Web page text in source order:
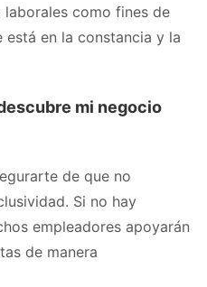
como fines de
está en la constancia y la
mi negocio
de que no
Si no hay
empleadores apoyarán
de manera